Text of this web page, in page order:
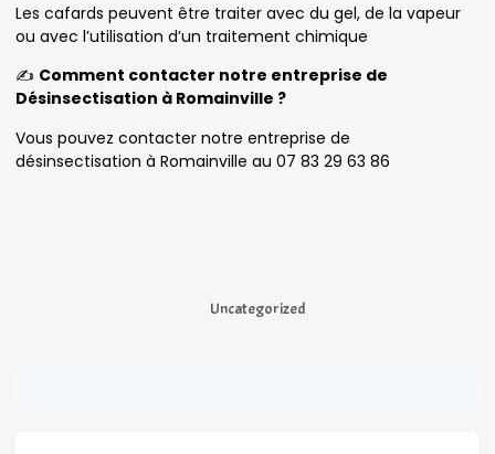
Les cafards peuvent être traiter avec du gel, de la vapeur
ou avec l’utilisation d’un traitement chimique
✍️ Comment contacter notre entreprise de
Désinsectisation à Romainville ?
Vous pouvez contacter notre entreprise de
désinsectisation à Romainville au 07 83 29 63 86
Uncategorized